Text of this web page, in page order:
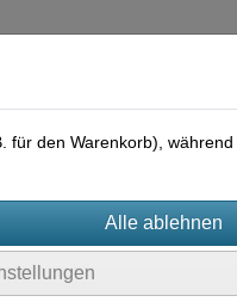
für den Warenkorb),